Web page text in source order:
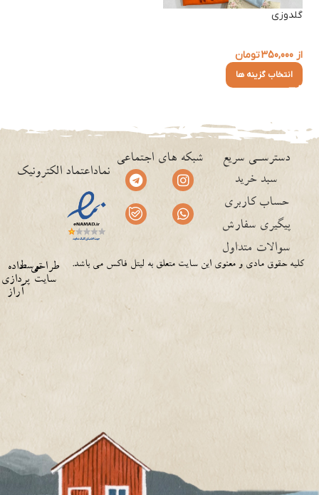
گلدوزی
از350,000تومان
انتخاب گزینه ها
دسترسـی سریع
سبد خرید
حساب کاربری
پیگیری سفارش
سوالات متداول
شبکه های اجتماعی
نماداعتماد الکترونیک
داده
پردازی
آراز
توسططراحی
سایت
کلیه حقوق مادی و معنوی این سایت متعلق به لیتل فاکس می باشد.